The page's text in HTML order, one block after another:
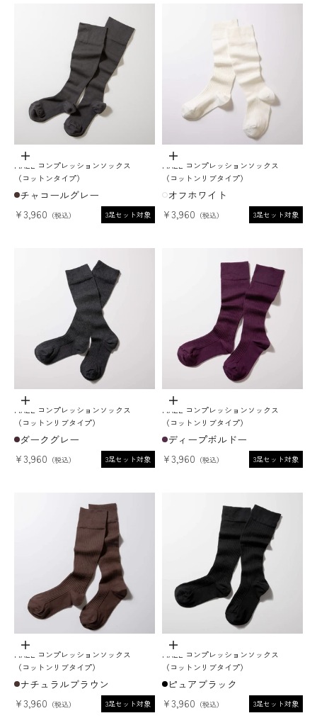
オプションを選択
MAEÉ コンプレッションソックス
（コットンタイプ）
チャコールグレー
セール価格
¥3,960 3足セット対象
オプションを選択
MAEÉ コンプレッションソックス
（コットンリブタイプ）
オフホワイト
セール価格
¥3,960 3足セット対象
オプションを選択
MAEÉ コンプレッションソックス
（コットンリブタイプ）
ダークグレー
セール価格
¥3,960 3足セット対象
オプションを選択
MAEÉ コンプレッションソックス
（コットンリブタイプ）
ディープボルドー
セール価格
¥3,960 3足セット対象
オプションを選択
MAEÉ コンプレッションソックス
（コットンリブタイプ）
ナチュラルブラウン
セール価格
¥3,960 3足セット対象
オプションを選択
MAEÉ コンプレッションソックス
（コットンリブタイプ）
ピュアブラック
セール価格
¥3,960 3足セット対象